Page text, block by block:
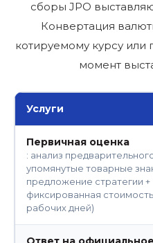
сборы JPO
Конвертация
котируемому курсу или
момент
Услуги
Первичная оценка
: анализ
упомянутые товарные
предложение стратегии +
фиксированная
рабочих дней)